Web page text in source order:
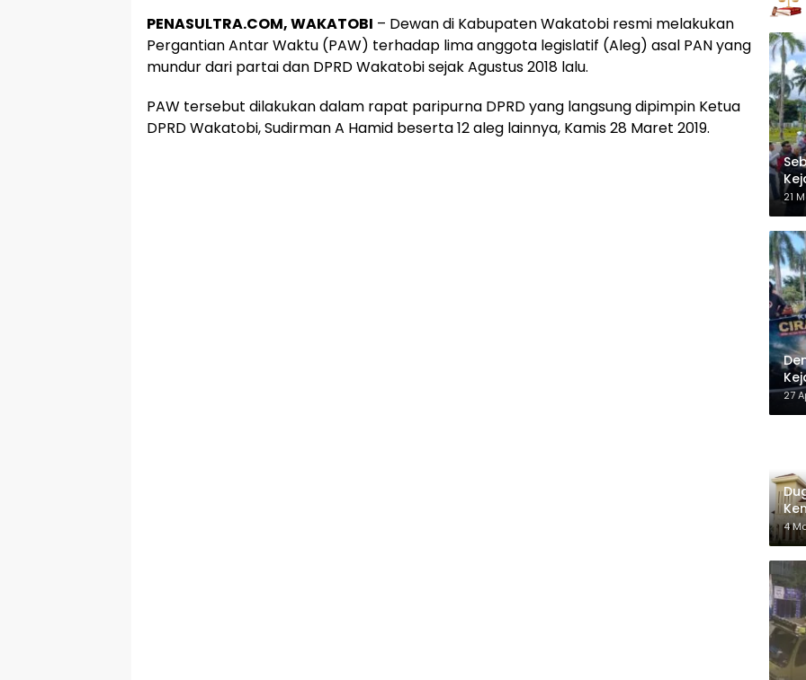
PENASULTRA.COM, WAKATOBI – Dewan di Kabupaten Wakatobi resmi melakukan
Pergantian Antar Waktu (PAW) terhadap lima anggota legislatif (Aleg) asal PAN yang
mundur dari partai dan DPRD Wakatobi sejak Agustus 2018 lalu.
PAW tersebut dilakukan dalam rapat paripurna DPRD yang langsung dipimpin Ketua
DPRD Wakatobi, Sudirman A Hamid beserta 12 aleg lainnya, Kamis 28 Maret 2019.
21
27
4